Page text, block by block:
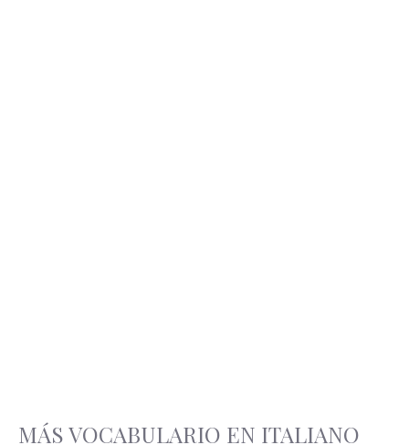
MÁS VOCABULARIO EN ITALIANO